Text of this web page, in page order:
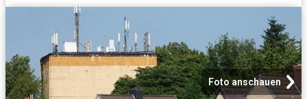
Foto anschauen